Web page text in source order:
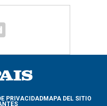
PRIVACIDADMAPA DEL SITIO